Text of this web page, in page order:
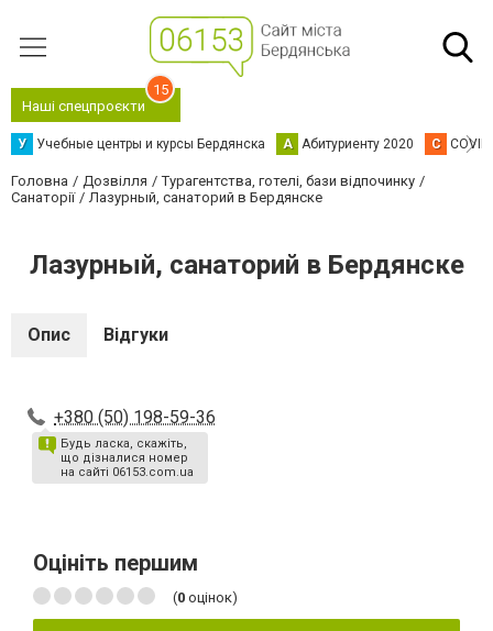
Наші спецпроєкти
15
У Учебные центры и курсы Бердянска А Абитуриенту 2020 C
Головна Дозвілля
Турагентства, готелі, бази відпочинку
Санаторії
Лазурный, санаторий в Бердянске
Лазурный, санаторий в Бердянске
Опис Відгуки
+380 (50) 198-59-36
Будь ласка, скажіть,
що дізналися номер
на сайті 06153.com.ua
Оцініть першим
(0 оцінок)